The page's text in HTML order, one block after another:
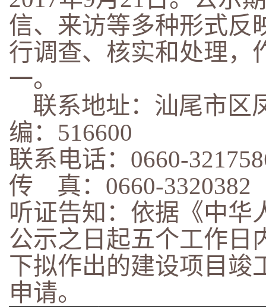
信、来访等多种形式反
行调查、核实和处理，
一。
联系地址：汕尾市区
编：516600
联系电话：0660-
传 真：0660-3320382
听证告知：依据《中华
公示之日起五个工作日
下拟作出的建设项目竣
申请。